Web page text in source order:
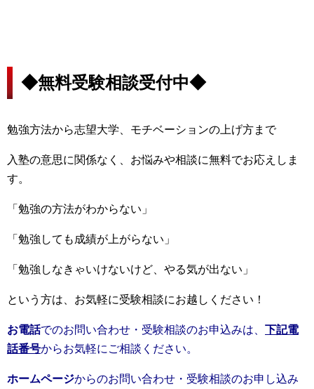
◆無料受験相談受付中◆
勉強方法から志望大学、モチベーションの上げ方まで
入塾の意思に関係なく、お悩みや相談に無料でお応えしま
す。
「勉強の方法がわからない」
「勉強しても成績が上がらない」
「勉強しなきゃいけないけど、やる気が出ない」
という方は、お気軽に受験相談にお越しください！
お電話でのお問い合わせ・受験相談のお申込みは、 下記電
話番号からお気軽にご相談ください。
ホームページからのお問い合わせ・受験相談のお申し込み